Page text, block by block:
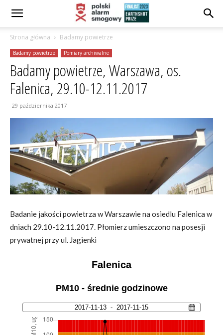
Strona główna Badamy powietrze
Badamy powietrze Pomiary archiwalne
Badamy powietrze, Warszawa, os.
Falenica, 29.10-12.11.2017
29 października 2017
Badanie jakości powietrza w Warszawie na osiedlu Falenica w
dniach 29.10-12.11.2017. Płomierz umieszczono na posesji
prywatnej przy ul. Jagienki